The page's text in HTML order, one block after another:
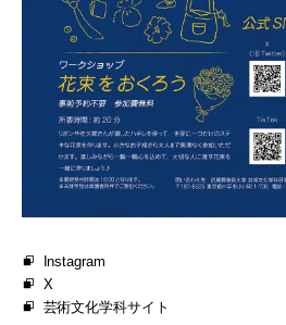
Instagram
X
芸術文化学科サイト